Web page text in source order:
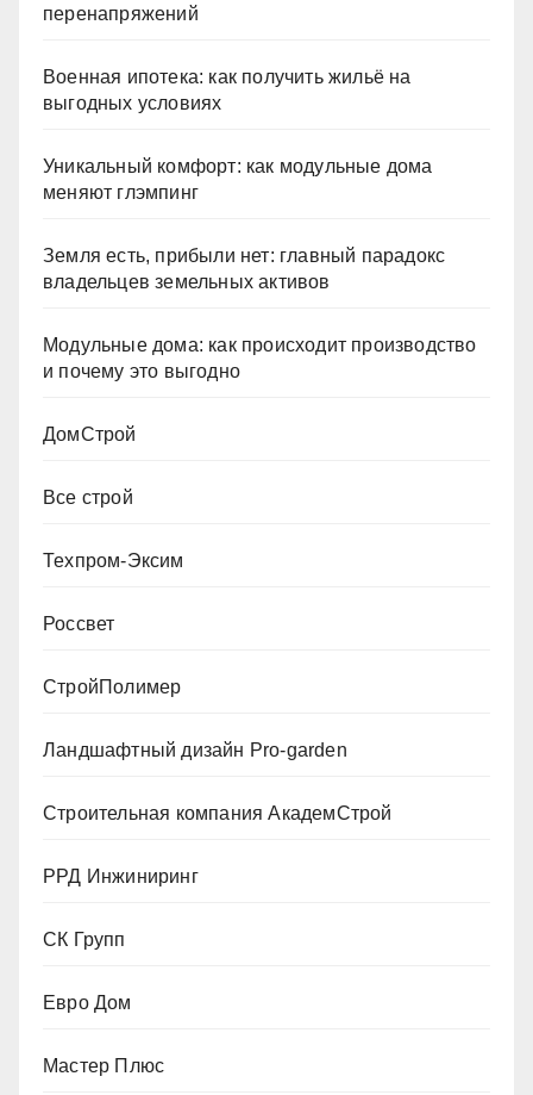
перенапряжений
Военная ипотека: как получить жильё на
выгодных условиях
Уникальный комфорт: как модульные дома
меняют глэмпинг
Земля есть, прибыли нет: главный парадокс
владельцев земельных активов
Модульные дома: как происходит производство
и почему это выгодно
ДомСтрой
Все строй
Техпром-Эксим
Россвет
СтройПолимер
Ландшафтный дизайн Pro-garden
Строительная компания АкадемСтрой
РРД Инжиниринг
СК Групп
Евро Дом
Мастер Плюс